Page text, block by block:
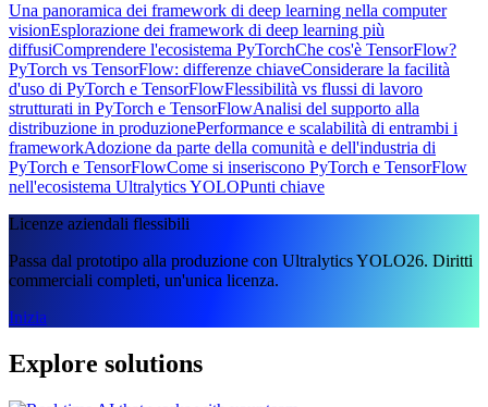
Una panoramica dei framework di deep learning nella computer
visionEsplorazione dei framework di deep learning più
diffusiComprendere l'ecosistema PyTorchChe cos'è TensorFlow?
PyTorch vs TensorFlow: differenze chiaveConsiderare la facilità
d'uso di PyTorch e TensorFlowFlessibilità vs flussi di lavoro
strutturati in PyTorch e TensorFlowAnalisi del supporto alla
distribuzione in produzionePerformance e scalabilità di entrambi i
frameworkAdozione da parte della comunità e dell'industria di
PyTorch e TensorFlowCome si inseriscono PyTorch e TensorFlow
nell'ecosistema Ultralytics YOLOPunti chiave
Licenze aziendali flessibili
Passa dal prototipo alla produzione con Ultralytics YOLO26. Diritti
commerciali completi, un'unica licenza.
Inizia
Explore solutions